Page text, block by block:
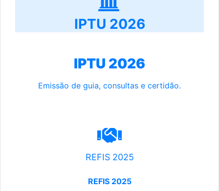
IPTU 2026
IPTU 2026
Emissão de guia, consultas e certidão.
REFIS 2025
REFIS 2025